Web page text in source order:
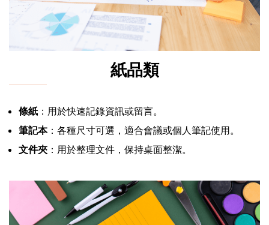
紙品類
條紙 ：用於快速記錄資訊或留言。
筆記本：各種尺寸可選，適合會議或個人筆記使用。
文件夾 ：用於整理文件，保持桌面整潔。